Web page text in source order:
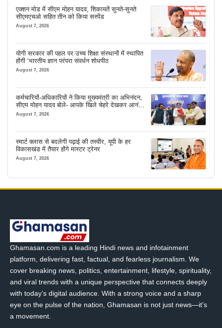
एक्शन मोड में सीएम मोहन यादव, शिकायतें सुनते-सुनते
सीएमएचओ सहित तीन को किया सस्पेंड
August 7, 2026
योगी सरकार की पहल पर उच्च शिक्षा संस्थानों में स्थापित
होंगी ‘भारतीय ज्ञान परंपरा संवर्धन शोधपीठ
August 7, 2026
कर्मचारियों-अधिकारियों ने किया मुख्यमंत्री का अभिनंदन,
सीएम मोहन यादव बोले- आपके खिले चेहरे देखकर आनंद
आता है
August 7, 2026
स्मार्ट क्लास से बदलेगी पढ़ाई की तस्वीर, यूपी के हर
विकासखंड में तैयार होंगे मास्टर ट्रेनर
August 7, 2026
Ghamasan.com is a leading Hindi news and infotainment
platform, delivering fast, factual, and fearless journalism. We
cover breaking news, politics, entertainment, lifestyle, spirituality,
and viral trends with a unique perspective that connects deeply
with today’s digital audience. With a strong voice and a sharp
eye on the pulse of the nation, Ghamasan is not just news—it’s
a movement.